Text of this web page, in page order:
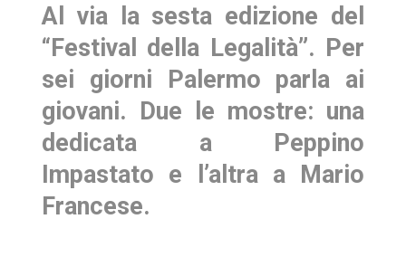
Al via la sesta edizione del
“Festival della Legalità”. Per
sei giorni Palermo parla ai
giovani. Due le mostre: una
dedicata a Peppino
Impastato e l’altra a Mario
Francese.